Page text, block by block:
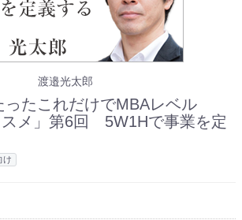
渡邉光太郎
たこれだけでMBAレベル
スメ」第6回 5W1Hで事業を定
け